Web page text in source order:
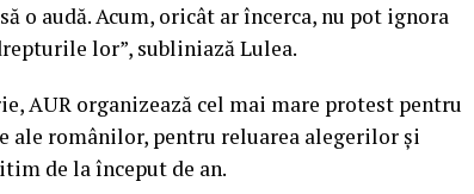
o audă. Acum, oricât ar încerca, nu pot ignora
lor”, subliniază Lulea.
AUR organizează cel mai mare protest pentru
ale românilor, pentru reluarea alegerilor şi
de la început de an.